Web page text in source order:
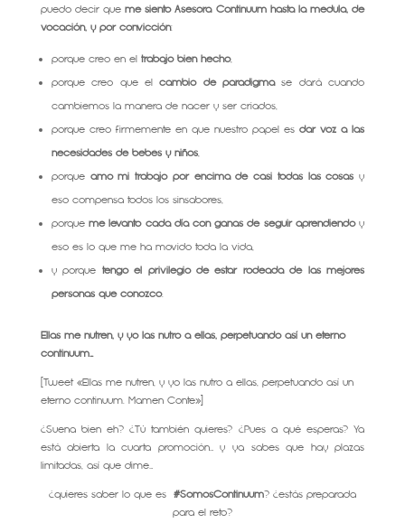
puedo decir queme siento Asesora Continuum hasta la médula, de
vocación, y por convicción:
porque creo en el trabajo bien hecho,
porque creo que elcambio de paradigmase dará cuando
cambiemos la manera de nacer y ser criados,
porque creo firmemente en que nuestro papel es dar voz a las
necesidades de bebés y niños,
porque amo mi trabajo por encima de casi todas las cosas y
eso compensa todos los sinsabores,
porqueme levanto cada día con ganas de seguir aprendiendoy
eso es lo que me ha movido toda la vida,
y porque tengo el privilegio de estar rodeada de las mejores
personas que conozco.
Ellas me nutren, y yo las nutro a ellas, perpetuando así un eterno
continuum…
[Tweet «Ellas me nutren, y yo las nutro a ellas, perpetuando así un
eterno continuum. Mamen Conte»]
¿Suena bien eh? ¿Tú también quieres? ¿Pues a qué esperas? Ya
está abierta la cuarta promoción… y ya sabes que hay plazas
limitadas, así que dime…
¿quieres saber lo que es #SomosContinuum? ¿estás preparada
para el reto?